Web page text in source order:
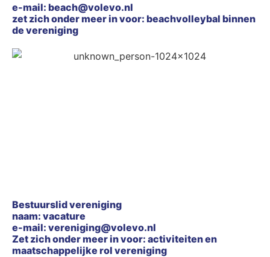
e-mail: beach@volevo.nl
zet zich onder meer in voor: beachvolleybal binnen
de vereniging
Bestuurslid vereniging
naam: vacature
e-mail: vereniging@volevo.nl
Zet zich onder meer in voor: activiteiten en
maatschappelijke rol vereniging